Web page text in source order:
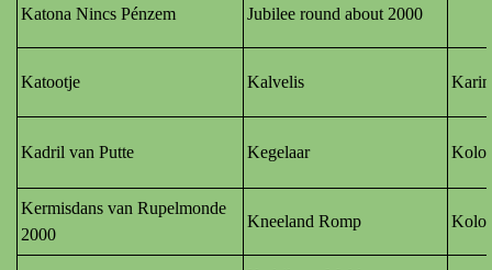
Katona Nincs Pénzem Jubilee round about 2000
Katootje Kalvelis
Kadril van Putte Kegelaar
Kermisdans van Rupelmonde
2000
Kneeland Romp